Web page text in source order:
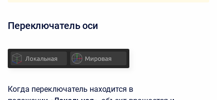
Переключатель оси
Когда переключатель находится в